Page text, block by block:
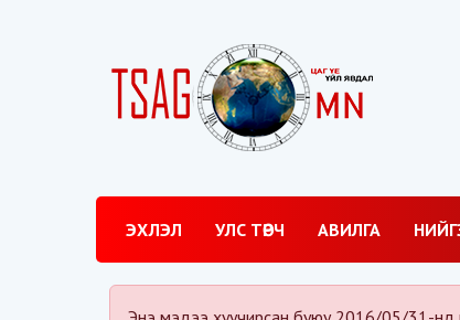
ЭХЛЭЛ УЛС ТӨРЧ АВИЛГА